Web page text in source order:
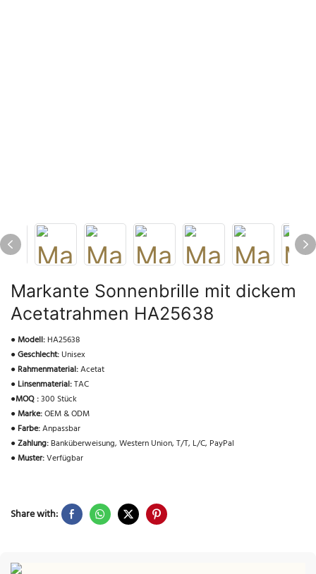
Markante Sonnenbrille mit dickem
Acetatrahmen HA25638
●Modell: HA25638
●Geschlecht: Unisex
● Rahmenmaterial:Acetat
● Linsenmaterial:TAC
●MOQ :300 Stück
●Marke:OEM & ODM
● Farbe:Anpassbar
●Zahlung: Banküberweisung, Western Union, T/T, L/C, PayPal
●Muster:Verfügbar
Share with: